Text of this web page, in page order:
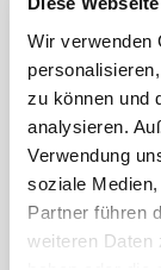
Wir verwenden
zu können und
analysieren.
Verwendung
soziale
Partner führen
weiteren Daten